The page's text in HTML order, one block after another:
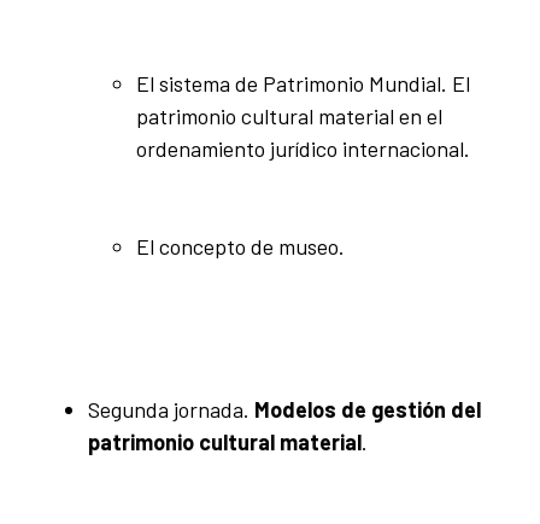
El sistema de Patrimonio Mundial. El
patrimonio cultural material en el
ordenamiento jurídico internacional.
El concepto de museo.
Segunda jornada. Modelos de gestión del
patrimonio cultural material.